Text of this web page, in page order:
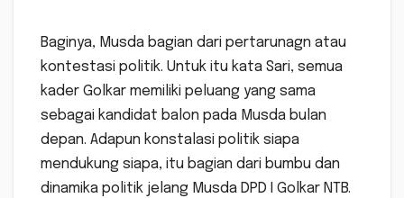
Baginya, Musda bagian dari pertarunagn atau
kontestasi politik. Untuk itu kata Sari, semua
kader Golkar memiliki peluang yang sama
sebagai kandidat balon pada Musda bulan
depan. Adapun konstalasi politik siapa
mendukung siapa, itu bagian dari bumbu dan
dinamika politik jelang Musda DPD I Golkar NTB.